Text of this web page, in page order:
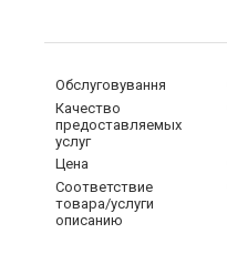
Обслуговування
Качество
предоставляемых
услуг
Цена
Соответствие
товара/услуги
описанию